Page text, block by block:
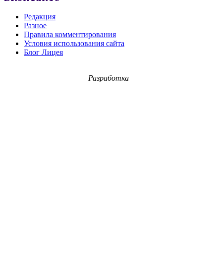
Редакция
Разное
Правила комментирования
Условия использования сайта
Блог Лицея
Разработка